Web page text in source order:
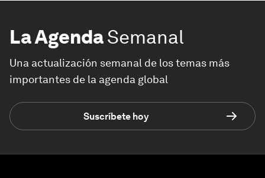
La AgendaSemanal
Una actualización semanal de los temas más
importantes de la agenda global
Suscríbete hoy